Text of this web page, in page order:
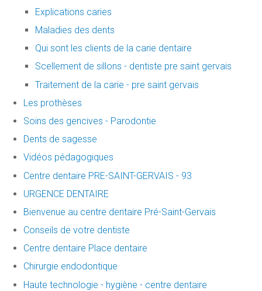
Explications caries
Maladies des dents
Qui sont les clients de la carie dentaire
Scellement de sillons - dentiste pre saint gervais
Traitement de la carie - pre saint gervais
Les prothèses
Soins des gencives - Parodontie
Dents de sagesse
Vidéos pédagogiques
Centre dentaire PRE-SAINT-GERVAIS - 93
URGENCE DENTAIRE
Bienvenue au centre dentaire Pré-Saint-Gervais
Conseils de votre dentiste
Centre dentaire Place dentaire
Chirurgie endodontique
Haute technologie - hygiène - centre dentaire